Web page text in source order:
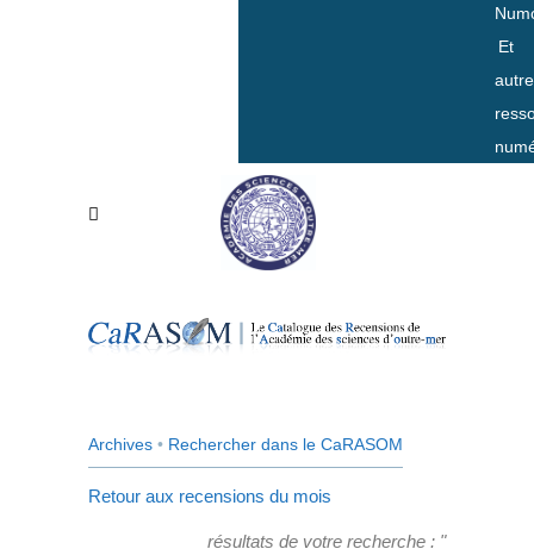
Et
Archives • Rechercher dans le CaRASOM
Retour aux recensions du mois
résultats de votre recherche : "